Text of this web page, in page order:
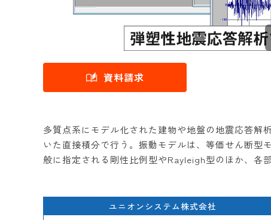
資料請求
多質点系にモデル化された建物や地盤の地震応答
いた直接積分で行う。振動モデルは、等価せん断
般に指定される剛性比例型やRayleigh型のほか、各
ユニオンシステム株式会社